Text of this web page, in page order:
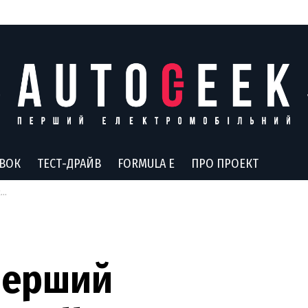
ТЕСТ-ДРАЙВ FORMULA E ПРО ПРОЕКТ